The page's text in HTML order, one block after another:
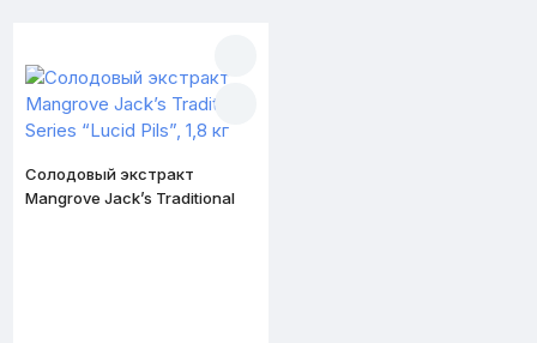
Солодовый экстракт
Mangrove Jack’s Traditional